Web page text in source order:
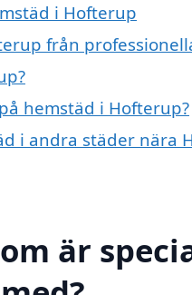
i Hofterup
från
hemstäd i Hofterup?
i andra städer nära
är